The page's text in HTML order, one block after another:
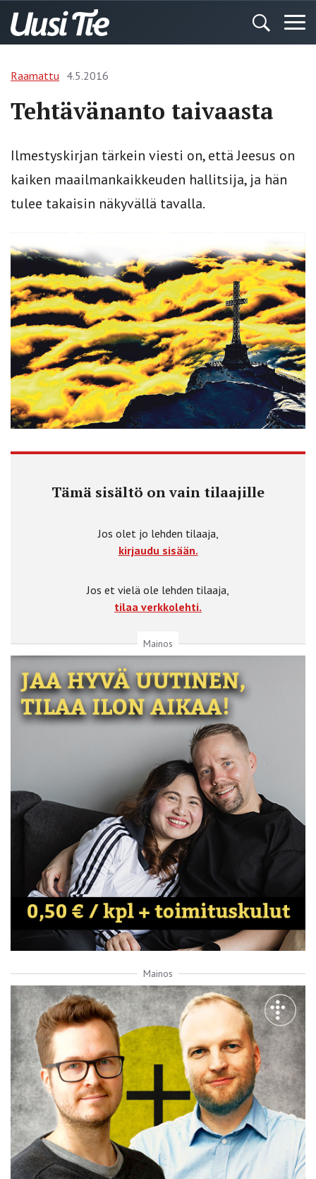
Raamattu 4.5.2016
Tehtävänanto taivaasta
Ilmestyskirjan tärkein viesti on, että Jeesus on
kaiken maailmankaikkeu­den hallitsija, ja hän
tulee takaisin näkyvällä tavalla.
Tämä sisältö on vain tilaajille
Jos olet jo lehden tilaaja,
kirjaudu sisään.
Jos et vielä ole lehden tilaaja,
tilaa verkkolehti.
Mainos
Mainos